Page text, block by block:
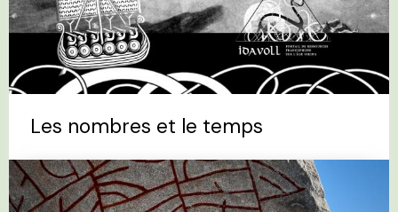
Les nombres et le temps